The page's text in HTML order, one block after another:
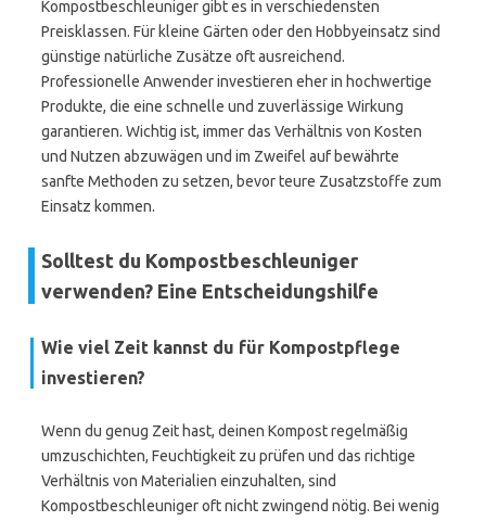
Kompostbeschleuniger gibt es in verschiedensten
Preisklassen. Für kleine Gärten oder den Hobbyeinsatz sind
günstige natürliche Zusätze oft ausreichend.
Professionelle Anwender investieren eher in hochwertige
Produkte, die eine schnelle und zuverlässige Wirkung
garantieren. Wichtig ist, immer das Verhältnis von Kosten
und Nutzen abzuwägen und im Zweifel auf bewährte
sanfte Methoden zu setzen, bevor teure Zusatzstoffe zum
Einsatz kommen.
Solltest du Kompostbeschleuniger
verwenden? Eine Entscheidungshilfe
Wie viel Zeit kannst du für Kompostpflege
investieren?
Wenn du genug Zeit hast, deinen Kompost regelmäßig
umzuschichten, Feuchtigkeit zu prüfen und das richtige
Verhältnis von Materialien einzuhalten, sind
Kompostbeschleuniger oft nicht zwingend nötig. Bei wenig